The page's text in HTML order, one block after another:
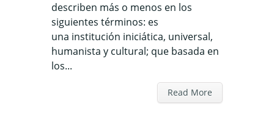
describen más o menos en los
siguientes términos: es
una institución iniciática, universal,
humanista y cultural; que basada en
los...
Read More